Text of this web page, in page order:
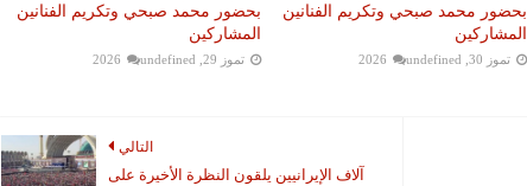
بحضور محمد صبحي وتكريم الفنانين
المشاركين
تموز 30, 2026 undefined
بحضور محمد صبحي وتكريم الفنانين
المشاركين
تموز 29, 2026 undefined
التالي
آلاف الإيرانيين يلقون النظرة الأخيرة على